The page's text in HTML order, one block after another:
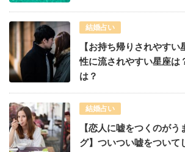
結婚占い
【お持ち帰りされやす
性に流されやすい星座は
は？
結婚占い
【恋人に嘘をつくのが
グ】ついつい嘘をついて